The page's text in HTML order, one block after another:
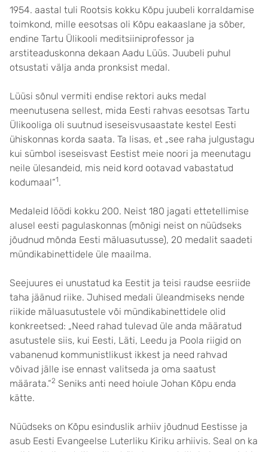
1954. aastal tuli Rootsis kokku Kõpu juubeli korraldamise
toimkond, mille eesotsas oli Kõpu eakaaslane ja sõber,
endine Tartu Ülikooli meditsiiniprofessor ja
arstiteaduskonna dekaan Aadu Lüüs. Juubeli puhul
otsustati välja anda pronksist medal.
Lüüsi sõnul vermiti endise rektori auks medal
meenutusena sellest, mida Eesti rahvas eesotsas Tartu
Ülikooliga oli suutnud iseseisvusaastate kestel Eesti
ühiskonnas korda saata. Ta lisas, et „see raha julgustagu
kui sümbol iseseisvast Eestist meie noori ja meenutagu
neile ülesandeid, mis neid kord ootavad vabastatud
kodumaal“1.
Medaleid löödi kokku 200. Neist 180 jagati ettetellimise
alusel eesti pagulaskonnas (mõnigi neist on nüüdseks
jõudnud mõnda Eesti mäluasutusse), 20 medalit saadeti
mündikabinettidele üle maailma.
Seejuures ei unustatud ka Eestit ja teisi raudse eesriide
taha jäänud riike. Juhised medali üleandmiseks nende
riikide mäluasutustele või mündikabinettidele olid
konkreetsed: „Need rahad tulevad üle anda määratud
asutustele siis, kui Eesti, Läti, Leedu ja Poola riigid on
vabanenud kommunistlikust ikkest ja need rahvad
võivad jälle ise ennast valitseda ja oma saatust
määrata.“2 Seniks anti need hoiule Johan Kõpu enda
kätte.
Nüüdseks on Kõpu esinduslik arhiiv jõudnud Eestisse ja
asub Eesti Evangeelse Luterliku Kiriku arhiivis. Seal on ka